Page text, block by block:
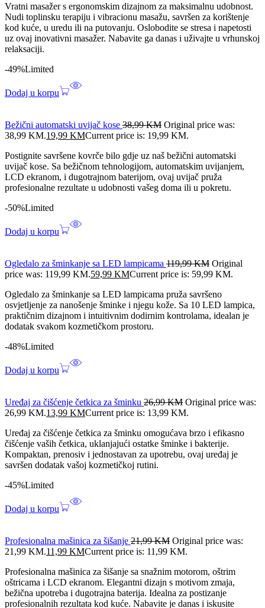
Vratni masažer s ergonomskim dizajnom za maksimalnu udobnost.
Nudi toplinsku terapiju i vibracionu masažu, savršen za korištenje
kod kuće, u uredu ili na putovanju. Oslobodite se stresa i napetosti
uz ovaj inovativni masažer. Nabavite ga danas i uživajte u vrhunskoj
relaksaciji.
-49%Limited
Dodaj u korpu
Bežični automatski uvijač kose 38,99KM Original price was:
38,99 KM.19,99 KMCurrent price is: 19,99 KM.
Postignite savršene kovrče bilo gdje uz naš bežični automatski
uvijač kose. Sa bežičnom tehnologijom, automatskim uvijanjem,
LCD ekranom, i dugotrajnom baterijom, ovaj uvijač pruža
profesionalne rezultate u udobnosti vašeg doma ili u pokretu.
-50%Limited
Dodaj u korpu
Ogledalo za šminkanje sa LED lampicama 119,99KM Original
price was: 119,99 KM.59,99 KMCurrent price is: 59,99 KM.
Ogledalo za šminkanje sa LED lampicama pruža savršeno
osvjetljenje za nanošenje šminke i njegu kože. Sa 10 LED lampica,
praktičnim dizajnom i intuitivnim dodirnim kontrolama, idealan je
dodatak svakom kozmetičkom prostoru.
-48%Limited
Dodaj u korpu
Uređaj za čišćenje četkica za šminku 26,99KM Original price was:
26,99 KM.13,99 KMCurrent price is: 13,99 KM.
Uređaj za čišćenje četkica za šminku omogućava brzo i efikasno
čišćenje vaših četkica, uklanjajući ostatke šminke i bakterije.
Kompaktan, prenosiv i jednostavan za upotrebu, ovaj uređaj je
savršen dodatak vašoj kozmetičkoj rutini.
-45%Limited
Dodaj u korpu
Profesionalna mašinica za šišanje 21,99KM Original price was:
21,99 KM.11,99 KMCurrent price is: 11,99 KM.
Profesionalna mašinica za šišanje sa snažnim motorom, oštrim
oštricama i LCD ekranom. Elegantni dizajn s motivom zmaja,
bežična upotreba i dugotrajna baterija. Idealna za postizanje
profesionalnih rezultata kod kuće. Nabavite je danas i iskusite